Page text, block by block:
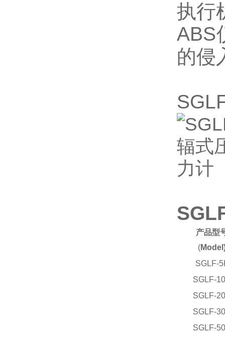
执行
ABS
的侵
产品型
(
SGLF-
SGLF-
SGLF-
SGLF-
SGLF-